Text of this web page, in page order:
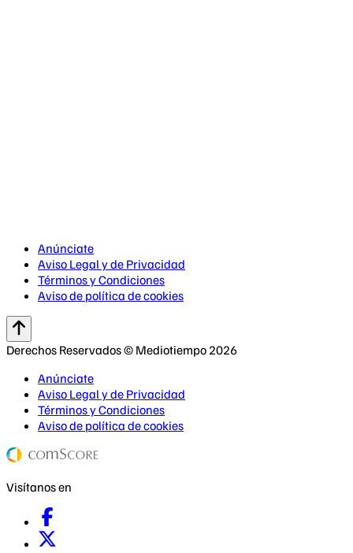
Anúnciate
Aviso Legal y de Privacidad
Términos y Condiciones
Aviso de política de cookies
Derechos Reservados © Mediotiempo 2026
Anúnciate
Aviso Legal y de Privacidad
Términos y Condiciones
Aviso de política de cookies
Visítanos en